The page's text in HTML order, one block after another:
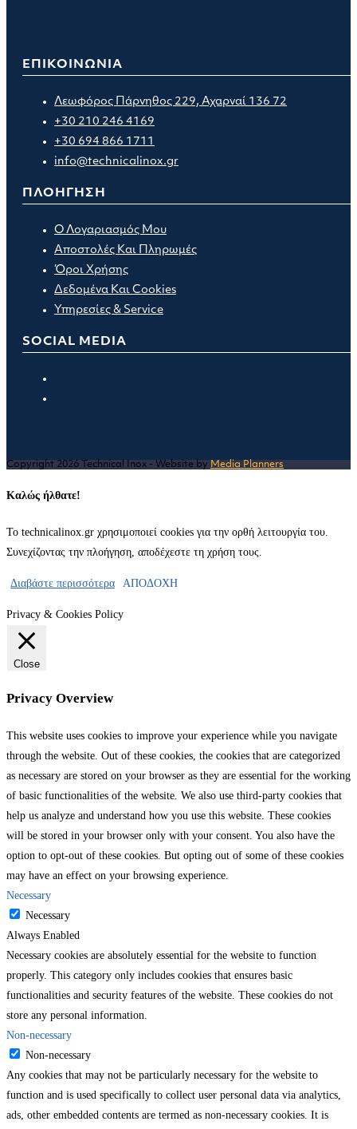
ΕΠΙΚΟΙΝΩΝΙΑ
Λεωφόρος Πάρνηθος 229, Αχαρναί 136 72
+30 210 246 4169
+30 694 866 1711
info@technicalinox.gr
ΠΛΟΗΓΗΣΗ
Ο Λογαριασμός Μου
Αποστολές Και Πληρωμές
Όροι Χρήσης
Δεδομένα Και Cookies
Υπηρεσίες & Service
SOCIAL MEDIA
tab
new
Copyright 2026 Technical Inox - Website by Media Planners
Καλώς ήλθατε!
Το technicalinox.gr χρησιμοποιεί cookies για την ορθή λειτουργία του.
Συνεχίζοντας την πλοήγηση, αποδέχεστε τη χρήση τους.
Διαβάστε περισσότερα ΑΠΟΔΟΧΗ
Privacy & Cookies Policy
Close
Privacy Overview
This website uses cookies to improve your experience while you navigate
through the website. Out of these cookies, the cookies that are categorized
as necessary are stored on your browser as they are essential for the working
of basic functionalities of the website. We also use third-party cookies that
help us analyze and understand how you use this website. These cookies
will be stored in your browser only with your consent. You also have the
option to opt-out of these cookies. But opting out of some of these cookies
may have an effect on your browsing experience.
Necessary
Necessary
Always Enabled
Necessary cookies are absolutely essential for the website to function
properly. This category only includes cookies that ensures basic
functionalities and security features of the website. These cookies do not
store any personal information.
Non-necessary
Non-necessary
Any cookies that may not be particularly necessary for the website to
function and is used specifically to collect user personal data via analytics,
ads, other embedded contents are termed as non-necessary cookies. It is